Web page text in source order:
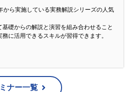
から実施している実務解説シリーズの人気
礎からの解説と演習を組み合わせること
に活用できるスキルが習得できます。
ナー一覧